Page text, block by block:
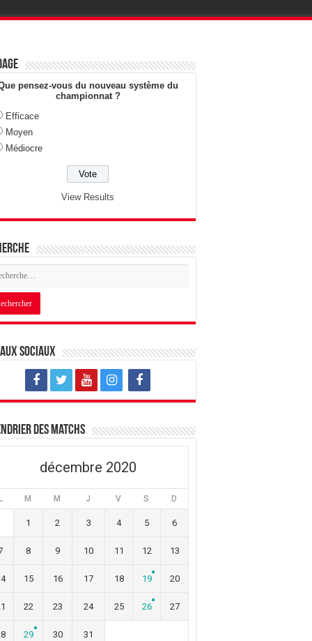
pensez-vous du nouveau système du
championnat ?
Efficace
Moyen
Médiocre
View Results
sociaux
des matchs
décembre 2020
M M J V S D
1 2 3 4 5 6
8 9 10 11 12 13
15 16 17 18 19 20
22 23 24 25 26 27
29 30 31